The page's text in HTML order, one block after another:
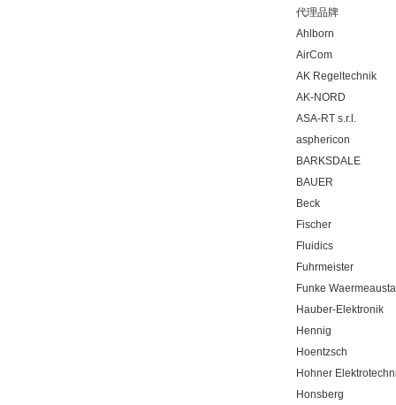
代理品牌
Ahlborn
AirCom
AK Regeltechnik
AK-NORD
ASA-RT s.r.l.
asphericon
BARKSDALE
BAUER
Beck
Fischer
Fluidics
Fuhrmeister
Funke
Hauber-Elektronik
Hennig
Hoentzsch
Hohner
Honsberg